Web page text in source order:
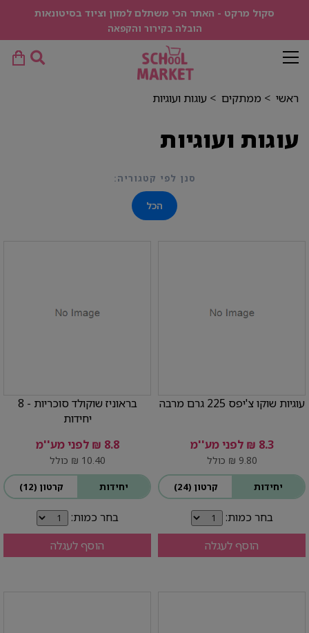
סקול מרקט - האתר הכי משתלם למזון וציוד בסיטונאות
הובלה בקירור והקפאה
ראשי > ממתקים > עוגות ועוגיות
עוגות ועוגיות
סנן לפי קטגוריה:
הכל
עוגיות שוקו צ'יפס 225 גרם מרבה
8.3 ₪ לפני מע''מ
9.80 ₪ כולל
יחידות קרטון (24)
בחר כמות:
הוסף לעגלה
בראוניז שוקולד סוכריות - 8
יחידות
8.8 ₪ לפני מע''מ
10.40 ₪ כולל
יחידות קרטון (12)
בחר כמות:
הוסף לעגלה